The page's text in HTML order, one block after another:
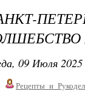
09 Июля